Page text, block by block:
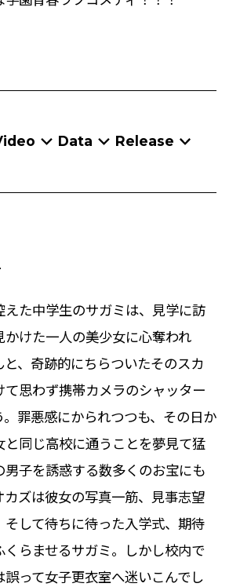
Data Release
えた中学生のサガミは、見学に訪
かけた一人の美少女に心奪われ
と、奇跡的にちらついたそのスカ
て思わず携帯カメラのシャッター
罪悪感にかられつつも、その日か
と同じ高校に通うことを夢見て猛
男子を誘惑する数多くのお宝にも
カズは彼女の写真一筋、見事志望
そして待ちに待った入学式、期待
くらませるサガミ。しかし校内で
って女子更衣室へ迷いこんでし